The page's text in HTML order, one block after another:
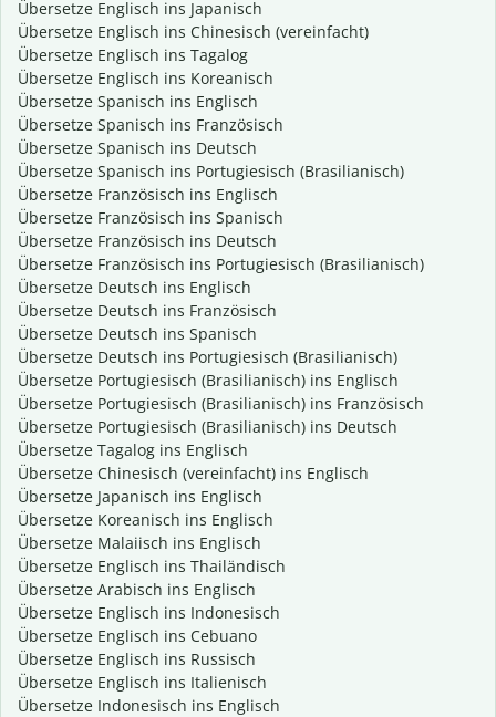
Übersetze Englisch ins Japanisch
Übersetze Englisch ins Chinesisch (vereinfacht)
Übersetze Englisch ins Tagalog
Übersetze Englisch ins Koreanisch
Übersetze Spanisch ins Englisch
Übersetze Spanisch ins Französisch
Übersetze Spanisch ins Deutsch
Übersetze Spanisch ins Portugiesisch (Brasilianisch)
Übersetze Französisch ins Englisch
Übersetze Französisch ins Spanisch
Übersetze Französisch ins Deutsch
Übersetze Französisch ins Portugiesisch (Brasilianisch)
Übersetze Deutsch ins Englisch
Übersetze Deutsch ins Französisch
Übersetze Deutsch ins Spanisch
Übersetze Deutsch ins Portugiesisch (Brasilianisch)
Übersetze Portugiesisch (Brasilianisch) ins Englisch
Übersetze Portugiesisch (Brasilianisch) ins Französisch
Übersetze Portugiesisch (Brasilianisch) ins Deutsch
Übersetze Tagalog ins Englisch
Übersetze Chinesisch (vereinfacht) ins Englisch
Übersetze Japanisch ins Englisch
Übersetze Koreanisch ins Englisch
Übersetze Malaiisch ins Englisch
Übersetze Englisch ins Thailändisch
Übersetze Arabisch ins Englisch
Übersetze Englisch ins Indonesisch
Übersetze Englisch ins Cebuano
Übersetze Englisch ins Russisch
Übersetze Englisch ins Italienisch
Übersetze Indonesisch ins Englisch